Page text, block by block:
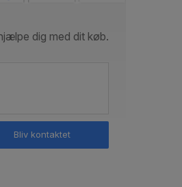
dig med dit køb.
Bliv kontaktet